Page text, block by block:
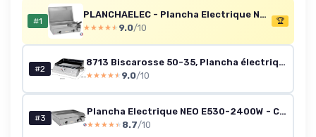
#1
PLANCHAELEC - Plancha Electrique NEO E650-2400W - Couvercle + 2 Ustensiles - Inox - Thermostat Réglable - 10 Personnes - Made In France - L65 X P43 X H18 cm
★★★★★
★★★★★ 9.0/10
🏆
#2
8713 Biscarosse 50-35, Plancha électrique, Plaque de cuisson Fonte émaillée XL, 2150 W, Fabrication 100% française, Inox
★★★★★
★★★★★ 9.0/10
#3
Plancha Electrique NEO E530-2400W - Couvercle + 2 Ustensiles - Inox - Thermostat Réglable - 8 Personnes - Made In France - L53 X P43 X H18 cm
★★★★★
★★★★★ 8.7/10